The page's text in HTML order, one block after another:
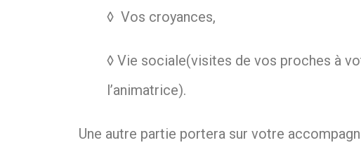
◊ Vos croyances,
◊ Vie sociale(visites de vos proches à
l’animatrice).
Une autre partie portera sur votre